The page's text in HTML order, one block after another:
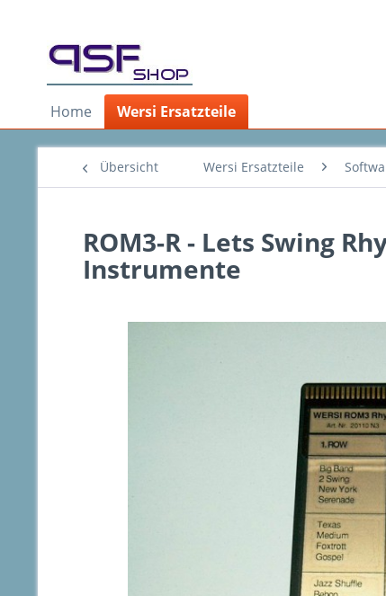
Home Wersi Ersatzteile
Übersicht Wersi Ersatzteile
ROM3-R - Lets Swing
Instrumente